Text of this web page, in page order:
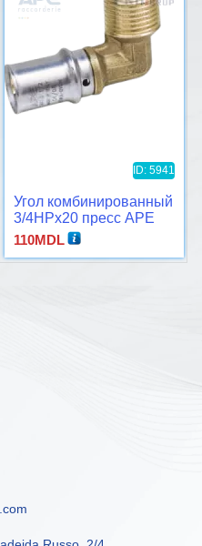
ID: 5941
Угол комбинированный
3/4НРx20 пресс APE
110MDL